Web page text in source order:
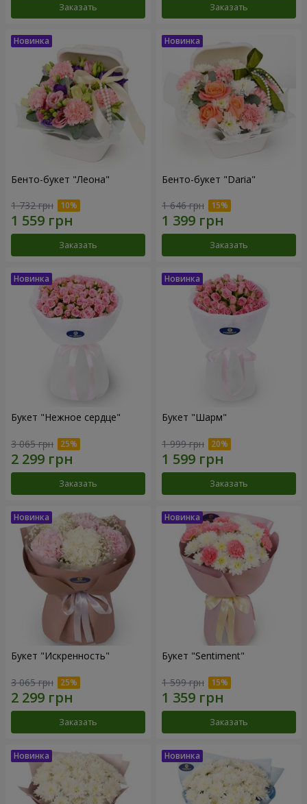
Заказать Заказать
Бенто-букет "Леона"
1 732 грн
Заказать
Бенто-букет "Daria"
1 646 грн
Заказать
Букет "Нежное сердце"
3 065 грн
Заказать
Букет "Шарм"
1 999 грн
Заказать
Букет "Искренность"
3 065 грн
Заказать
Букет "Sentiment"
1 599 грн
Заказать